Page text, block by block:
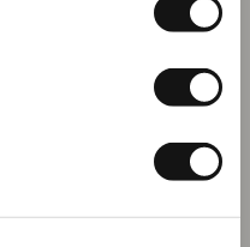
Plafond textielframe
Vanaf € 79,70 per stuk
Haarscherpe prints
Enkel- of dubbelzijdig